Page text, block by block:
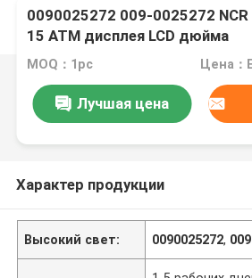
0090025272 009-0025272
15 ATM дисплея LCD дюйма
MOQ：1pc Цена：
Лучшая цена
Характер продукции
Высокий свет: 0090025272,